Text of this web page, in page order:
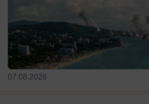
07.08.2026